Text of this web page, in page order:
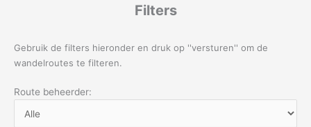
Filters
Gebruik de filters hieronder en druk op ''versturen'' om de
wandelroutes te filteren.
Route beheerder: